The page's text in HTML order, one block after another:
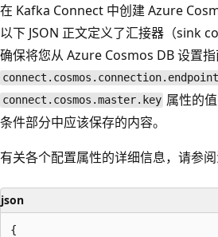
在 Kafka Connect 中创建 Azure
以下 JSON 正文定义了汇接器（sink
确保将您从 Azure Cosmos DB 设置
connect.cosmos.connection.endpoint
connect.cosmos.master.key 属性的
条件部分中应该保存的内容。
有关各个配置属性的详细信息，请参阅
json
{